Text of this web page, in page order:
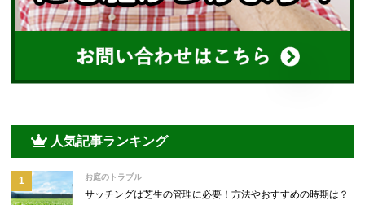
人気記事ランキング
お庭のトラブル
サッチングは芝生の管理に必要！方法やおすすめの時期は？